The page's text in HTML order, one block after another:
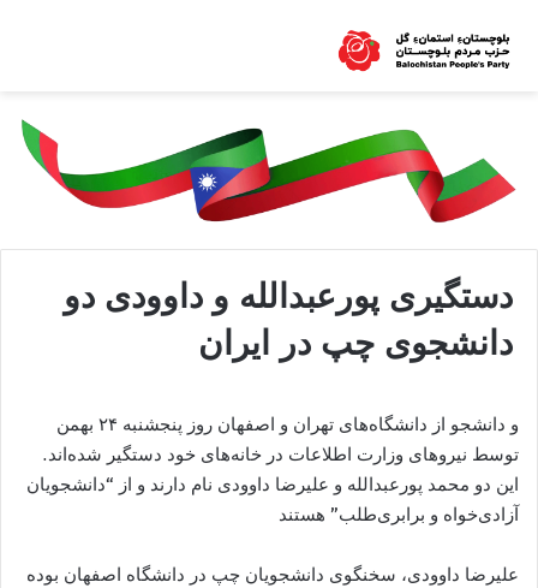
دستگیری پورعبدالله و داوودی دو
دانشجوی چپ‌ در ایران‌
و دانشجو از دانشگاه‌های تهران و اصفهان روز پنجشنبه ۲۴ بهمن
توسط نیروهای وزارت اطلاعات در خانه‌های خود دستگیر شده‌اند.
این دو محمد پورعبدالله و علیرضا داوودی نام دارند و از “دانشجویان
آزادی‌خواه و برابری‌طلب” هستند
علیرضا داوودی، سخنگوی دانشجویان چپ در دانشگاه اصفهان بوده